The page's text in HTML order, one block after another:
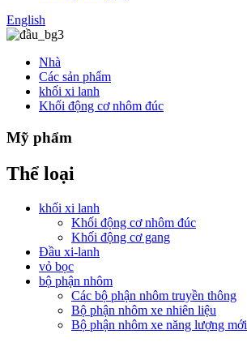
English
Nhà
Các sản phẩm
khối xi lanh
Khối động cơ nhôm đúc
Mỹ phẩm
Thể loại
khối xi lanh
Khối động cơ nhôm đúc
Khối động cơ gang
Đầu xi-lanh
vỏ bọc
bộ phận nhôm
Các bộ phận nhôm truyền thông
Bộ phận nhôm xe nhiên liệu
Bộ phận nhôm xe năng lượng mới